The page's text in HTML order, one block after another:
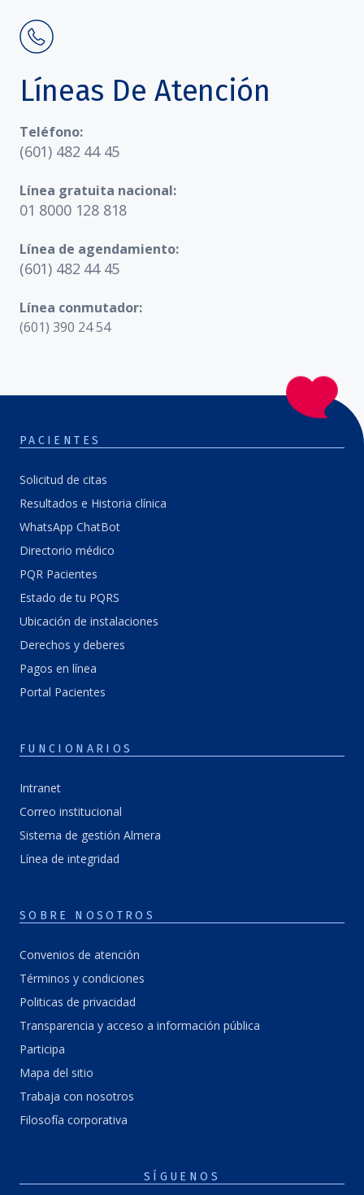
Líneas De Atención
Teléfono:
(601) 482 44 45
Línea gratuita nacional:
01 8000 128 818
Línea de agendamiento:
(601) 482 44 45
Línea conmutador:
(601) 390 24 54
PACIENTES
Solicitud de citas
Resultados e Historia clínica
WhatsApp ChatBot
Directorio médico
PQR Pacientes
Estado de tu PQRS
Ubicación de instalaciones
Derechos y deberes
Pagos en línea
Portal Pacientes
FUNCIONARIOS
Intranet
Correo institucional
Sistema de gestión Almera
Línea de integridad
SOBRE NOSOTROS
Convenios de atención
Términos y condiciones
Politicas de privacidad
Transparencia y acceso a información pública
Participa
Mapa del sitio
Trabaja con nosotros
Filosofía corporativa
SÍGUENOS